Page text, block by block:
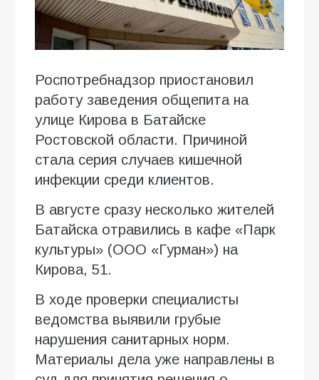
Роспотребнадзор приостановил
работу заведения общепита на
улице Кирова в Батайске
Ростовской области. Причиной
стала серия случаев кишечной
инфекции среди клиентов.
В августе сразу несколько жителей
Батайска отравились в кафе «Парк
культуры» (ООО «Гурман») на
Кирова, 51.
В ходе проверки специалисты
ведомства выявили грубые
нарушения санитарных норм.
Материалы дела уже направлены в